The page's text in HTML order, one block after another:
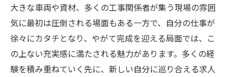
大きな車両や資材、多くの工事関係者が集う現場の雰囲
気に最初は圧倒される場面もある一方で、自分の仕事が
徐々にカタチとなり、やがて完成を迎える局面では、こ
の上ない充実感に満たされる魅力があります。多くの経
験を積み重ねていく先に、新しい自分に巡り合える求人